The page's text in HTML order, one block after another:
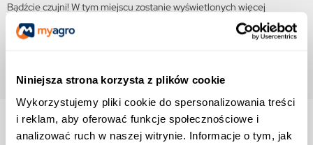
Niniejsza strona korzysta z plików cookie
Wykorzystujemy pliki cookie do spersonalizowania treści
i reklam, aby oferować funkcje społecznościowe i
analizować ruch w naszej witrynie. Informacje o tym, jak
Bądźcie czujni! W tym miejscu zostanie wyświetlonych więcej
produktów w miarę ich dodawania.